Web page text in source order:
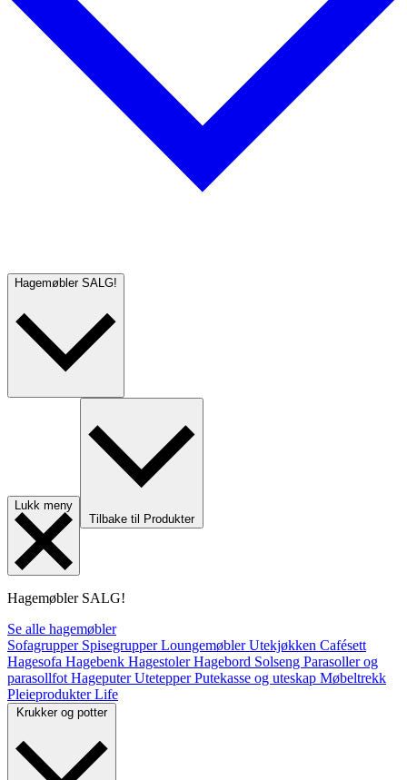
Hagemøbler SALG!
Lukk meny
Tilbake til Produkter
Hagemøbler SALG!
Se alle hagemøbler
Sofagrupper SpisegrupperLoungemøblerUtekjøkken Cafésett
Hagesofa Hagebenk HagestolerHagebord Solseng Parasoller og
parasollfot HageputerUtetepperPutekasse og uteskap Møbeltrekk
PleieprodukterLife
Krukker og potter